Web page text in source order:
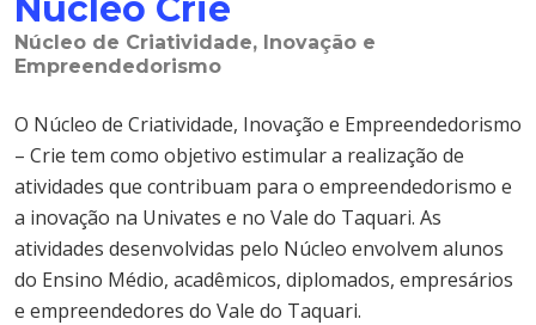
Núcleo Crie
Núcleo de Criatividade, Inovação e
Empreendedorismo
O Núcleo de Criatividade, Inovação e Empreendedorismo
– Crie tem como objetivo estimular a realização de
atividades que contribuam para o empreendedorismo e
a inovação na Univates e no Vale do Taquari. As
atividades desenvolvidas pelo Núcleo envolvem alunos
do Ensino Médio, acadêmicos, diplomados, empresários
e empreendedores do Vale do Taquari.